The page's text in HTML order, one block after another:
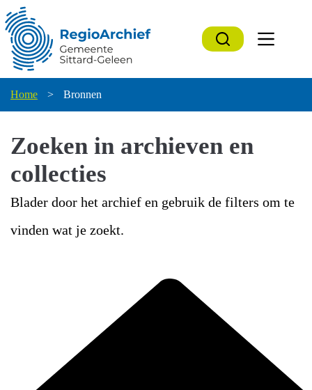
naar
de
inhoud
Home > Bronnen
Zoeken in archieven en
collecties
Blader door het archief en gebruik de filters om te
vinden wat je zoekt.